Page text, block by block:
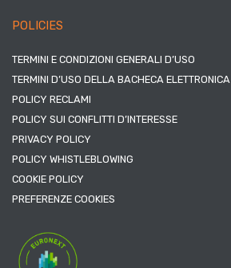
POLICIES
TERMINI E CONDIZIONI GENERALI D’USO
TERMINI D’USO DELLA BACHECA ELETTRONICA
POLICY RECLAMI
POLICY SUI CONFLITTI D’INTERESSE
PRIVACY POLICY
POLICY WHISTLEBLOWING
COOKIE POLICY
PREFERENZE COOKIES